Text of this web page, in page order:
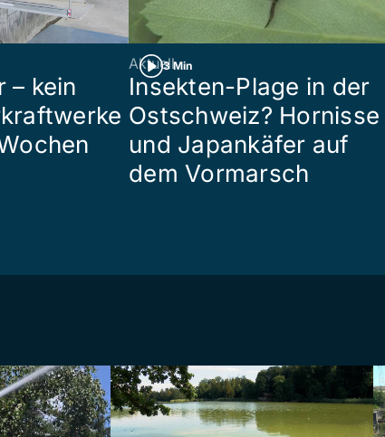
– kein
3 Min
Aktuell
Insekten-Plage in der
Ostschweiz? Hornisse
und Japankäfer auf
dem Vormarsch